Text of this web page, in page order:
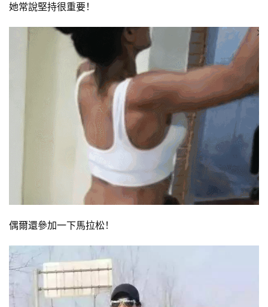
減
她常說堅持很重要！
偶爾還參加一下馬拉松！